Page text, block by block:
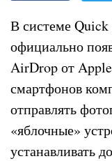
В системе Quick
официально
AirDrop от
смартфонов
отправлять
«яблочные»
устанавливать